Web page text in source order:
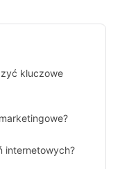
kluczowe
internetowych?